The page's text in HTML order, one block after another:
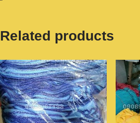
Related products